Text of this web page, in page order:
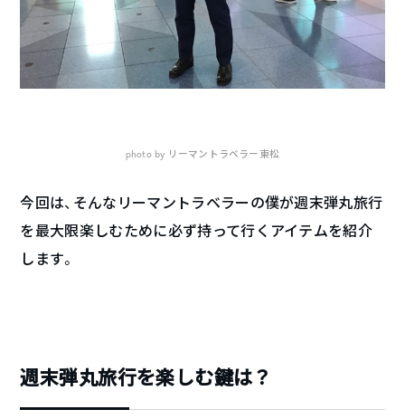
photo by リーマントラベラー東松
今回は、そんなリーマントラベラーの僕が週末弾丸旅行
を最大限楽しむために必ず持って行くアイテムを紹介
します。
週末弾丸旅行を楽しむ鍵は？